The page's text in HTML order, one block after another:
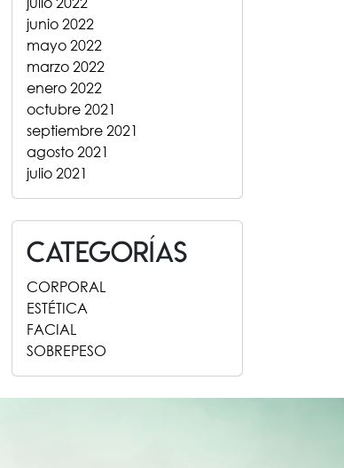
junio 2022
mayo 2022
marzo 2022
enero 2022
octubre 2021
septiembre 2021
agosto 2021
julio 2021
Categorías
CORPORAL
ESTÉTICA
FACIAL
SOBREPESO